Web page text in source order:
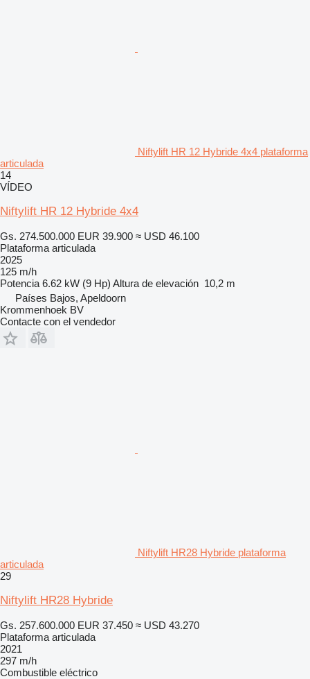
Niftylift HR 12 Hybride 4x4 plataforma
articulada
14
VÍDEO
Niftylift HR 12 Hybride 4x4
Gs. 274.500.000 EUR 39.900 ≈ USD 46.100
Plataforma articulada
2025
125 m/h
Potencia 6.62 kW (9 Hp) Altura de elevación 10,2 m
Países Bajos, Apeldoorn
Krommenhoek BV
Contacte con el vendedor
Niftylift HR28 Hybride plataforma
articulada
29
Niftylift HR28 Hybride
Gs. 257.600.000 EUR 37.450 ≈ USD 43.270
Plataforma articulada
2021
297 m/h
Combustible eléctrico